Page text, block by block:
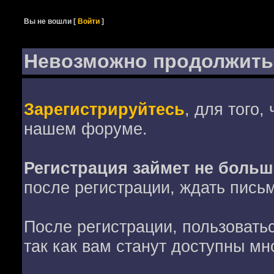
Вы не вошли [Войти ]
Невозможно продолжить
Зарегистрируйтесь, для того,
нашем форуме.
Регистрация займет не
после регистрации, ждать
После регистрации,
так как вам станут доступны